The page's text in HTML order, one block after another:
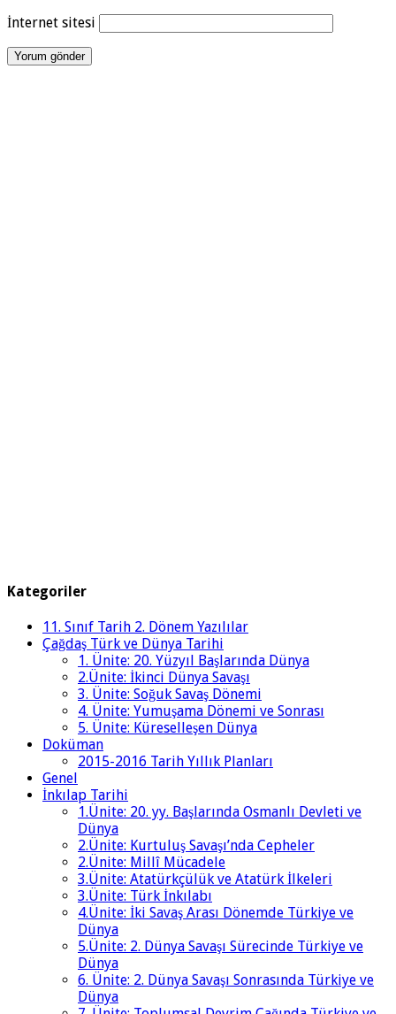
İnternet sitesi
Kategoriler
11. Sınıf Tarih 2. Dönem Yazılılar
Çağdaş Türk ve Dünya Tarihi
1. Ünite: 20. Yüzyıl Başlarında Dünya
2.Ünite: İkinci Dünya Savaşı
3. Ünite: Soğuk Savaş Dönemi
4. Ünite: Yumuşama Dönemi ve Sonrası
5. Ünite: Küreselleşen Dünya
Doküman
2015-2016 Tarih Yıllık Planları
Genel
İnkılap Tarihi
1.Ünite: 20. yy. Başlarında Osmanlı Devleti ve
Dünya
2.Ünite: Kurtuluş Savaşı’nda Cepheler
2.Ünite: Millî Mücadele
3.Ünite: Atatürkçülük ve Atatürk İlkeleri
3.Ünite: Türk İnkılabı
4.Ünite: İki Savaş Arası Dönemde Türkiye ve
Dünya
5.Ünite: 2. Dünya Savaşı Sürecinde Türkiye ve
Dünya
6. Ünite: 2. Dünya Savaşı Sonrasında Türkiye ve
Dünya